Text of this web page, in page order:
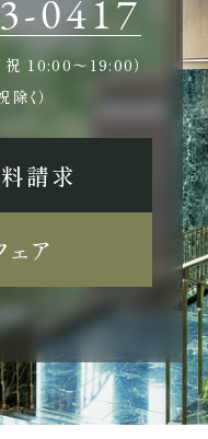
0417
10:00〜19:00）
く）
請求
ア
こちら